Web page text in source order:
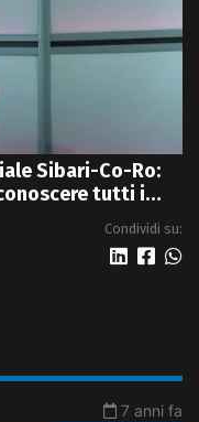
Sibari-Co-Ro:
tutti i
Condividi su:
7 anni fa